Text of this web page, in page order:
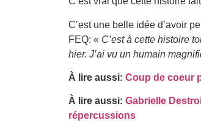
C’est une belle idée d’avoir
FEQ: « C’est à cette histoire
hier. J’ai vu un humain
À lire aussi: Coup de coeur
À lire aussi: Gabrielle
répercussions